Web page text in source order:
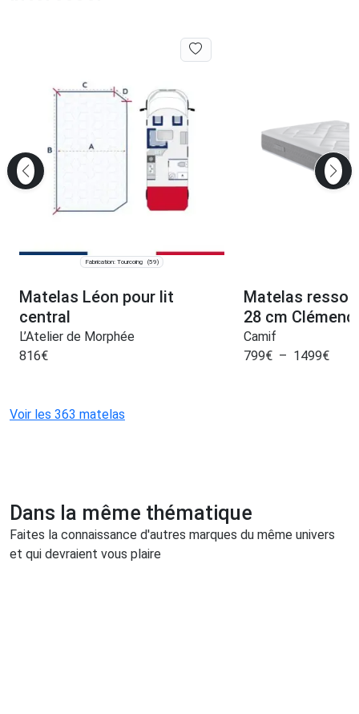
Fabrication: Tourcoing (59)
Matelas Léon pour lit
central
L’Atelier de Morphée
816€
Matelas
28 cm
Camif
799€ – 1499€
Voir les 363 matelas
Dans la même thématique
Faites la connaissance d'autres marques du même univers
et qui devraient vous plaire